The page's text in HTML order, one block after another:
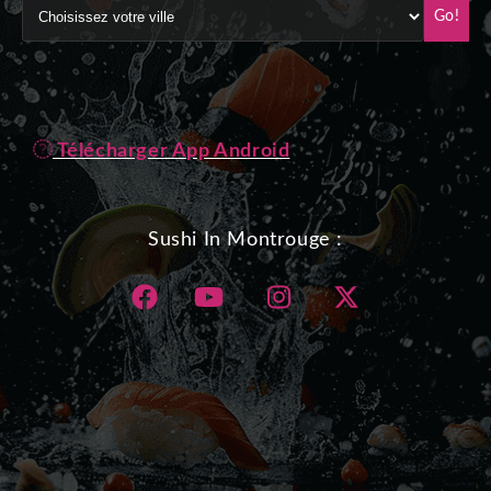
Go!
Télécharger App Android
Sushi In Montrouge :